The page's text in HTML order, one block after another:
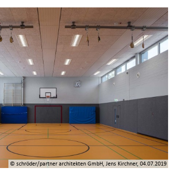
© schröder/partner architekten GmbH, Jens Kirchner, 04.07.2019